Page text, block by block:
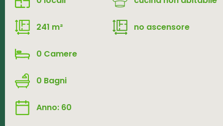
241 m²
0 Camere
0 Bagni
Anno: 60
no ascensore